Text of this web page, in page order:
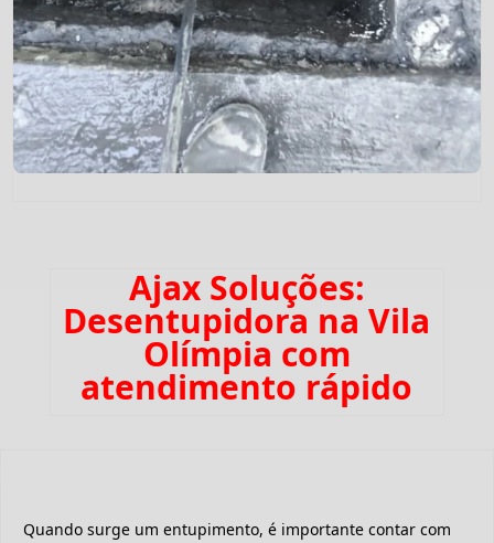
Ajax Soluções:
Desentupidora na Vila
Olímpia com
atendimento rápido
Quando surge um entupimento, é importante contar com